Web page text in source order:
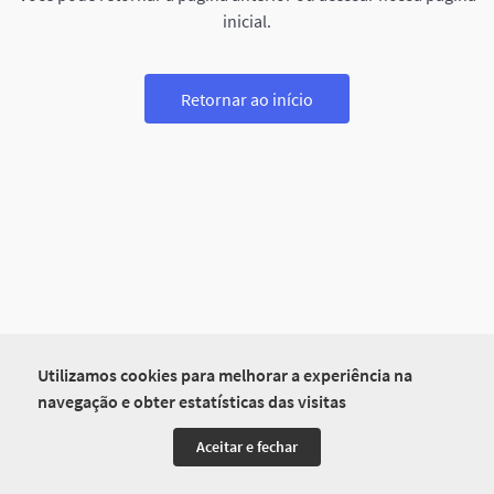
Utilizamos cookies para melhorar a experiência na
navegação e obter estatísticas das visitas
Aceitar e fechar
inicial.
Retornar ao início